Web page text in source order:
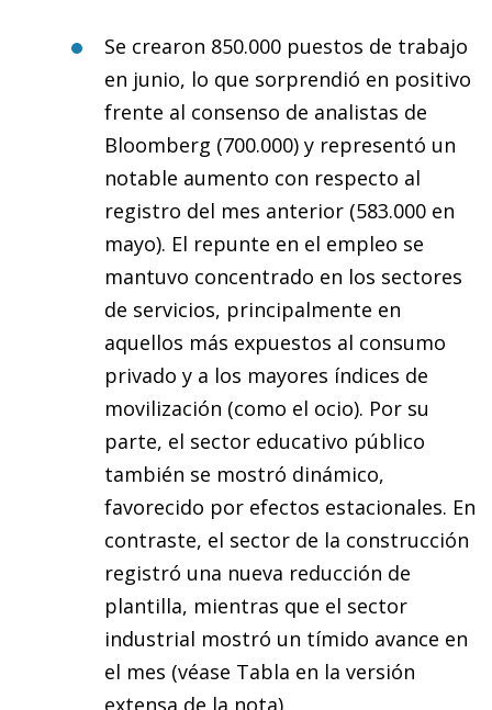
Se crearon 850.000 puestos de trabajo
en junio, lo que sorprendió en positivo
frente al consenso de analistas de
Bloomberg (700.000) y representó un
notable aumento con respecto al
registro del mes anterior (583.000 en
mayo). El repunte en el empleo se
mantuvo concentrado en los sectores
de servicios, principalmente en
aquellos más expuestos al consumo
privado y a los mayores índices de
movilización (como el ocio). Por su
parte, el sector educativo público
también se mostró dinámico,
favorecido por efectos estacionales. En
contraste, el sector de la construcción
registró una nueva reducción de
plantilla, mientras que el sector
industrial mostró un tímido avance en
el mes (véase Tabla en la versión
extensa de la nota).